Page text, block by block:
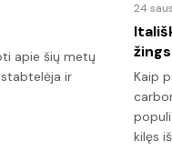
apie šių metų
stabtelėja ir
24
Kaip
kilęs